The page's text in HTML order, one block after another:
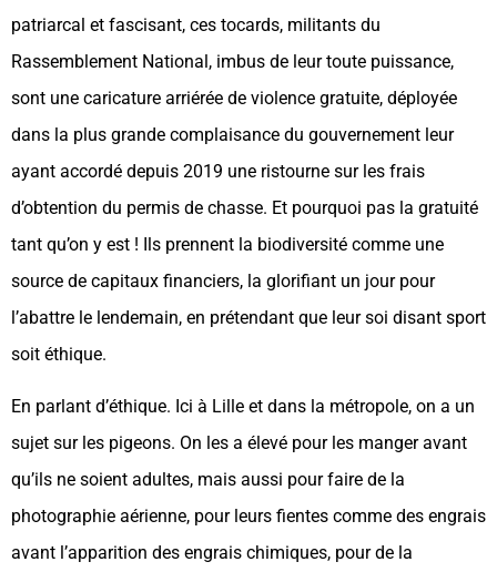
patriarcal et fascisant, ces tocards, militants du
Rassemblement National, imbus de leur toute puissance,
sont une caricature arriérée de violence gratuite, déployée
dans la plus grande complaisance du gouvernement leur
ayant accordé depuis 2019 une ristourne sur les frais
d’obtention du permis de chasse. Et pourquoi pas la gratuité
tant qu’on y est ! Ils prennent la biodiversité comme une
source de capitaux financiers, la glorifiant un jour pour
l’abattre le lendemain, en prétendant que leur soi disant sport
soit éthique.
En parlant d’éthique. Ici à Lille et dans la métropole, on a un
sujet sur les pigeons. On les a élevé pour les manger avant
qu’ils ne soient adultes, mais aussi pour faire de la
photographie aérienne, pour leurs fientes comme des engrais
avant l’apparition des engrais chimiques, pour de la